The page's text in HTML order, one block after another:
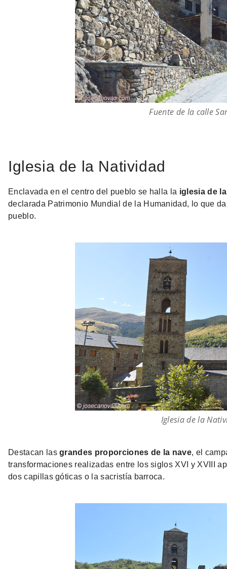
Fuente de la calle
Iglesia de la Natividad
Enclavada en el centro del pueblo se halla la iglesia de
declarada Patrimonio Mundial de la Humanidad, lo que
pueblo.
Iglesia de la
Destacan lasgrandes proporciones de la nave, el
transformaciones realizadas entre los siglos XVI y XVIII
dos capillas góticas o la sacristía barroca.